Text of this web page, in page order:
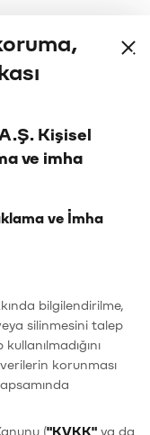
Kişisel
ve imha
ve İmha
bilgilendirilme,
silinmesini talep
korunması
("KVKK" ya da
alınır?
mi kaybettiniz?